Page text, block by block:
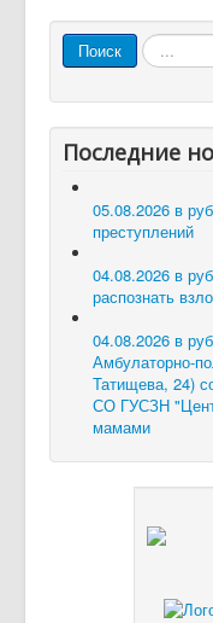
Поиск Искать...
Последние
05.08.2026 в
преступлений
04.08.2026 в
распознать
04.08.2026 в
Амбулаторно-
Татищева, 24)
СО ГУСЗН
мамами